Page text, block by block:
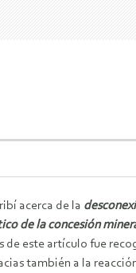
acerca de la
de la concesión
este artículo fue
también a la